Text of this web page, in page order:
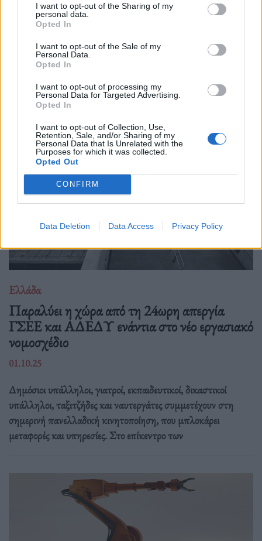
I want to opt-out of the Sharing of my
personal data.
Opted In
I want to opt-out of the Sale of my
Personal Data.
Opted In
I want to opt-out of processing my
Personal Data for Targeted Advertising.
Opted In
I want to opt-out of Collection, Use,
Retention, Sale, and/or Sharing of my
Personal Data that Is Unrelated with the
Purposes for which it was collected.
Opted Out
CONFIRM
Data Deletion Data Access Privacy Policy
Ώρα να μπερδευτούμε ξανά: Γυρίζουμε τα
ρολόγια μία ώρα πίσω γιατί… έτσι συνηθίσαμε
16.10.25
Την Κυριακή 26 Οκτωβρίου, στις 04:00 τα ξημερώματα, θα
ξαναζήσουμε το πιο παράλογο ευρωπαϊκό ραντεβού με τον
χρόνο: θα γυρίσουμε τα ρολόγια μας πίσω μία ώρα, για να
Ελλάδα
Παραλύει η χώρα από τη 24ωρη απεργία
ΓΣΕΕ και ΑΔΕΔΥ ενάντια στο νέο εργασιακό
νομοσχέδιο
01.10.25
Δημόσιοι υπάλληλοι, γιατροί, εκπαιδευτικοί, δικαστικοί
υπάλληλοι, ταξιτζήδες και ναυτεργάτες συμμετέχουν στη
σημερινή πανελλαδική κινητοποίηση, που μπλοκάρει
μεταφορές και υπηρεσίες. Στο επίκεντρο των